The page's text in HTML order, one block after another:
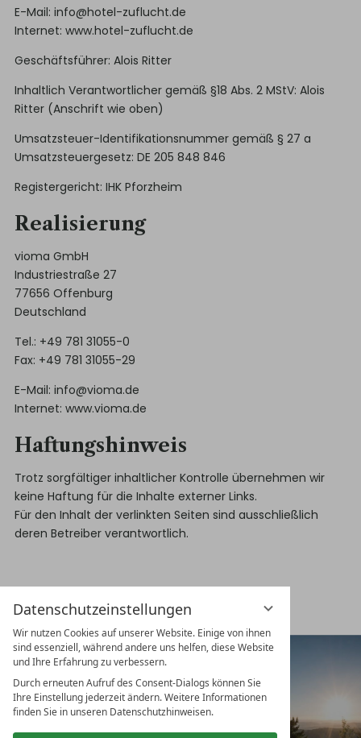
Datenschutzeinstellungen
Wir nutzen Cookies auf unserer Website. Einige von ihnen
sind essenziell, während andere uns helfen, diese Website
und Ihre Erfahrung zu verbessern.
Durch erneuten Aufruf des Consent-Dialogs können Sie
Ihre Einstellung jederzeit ändern. Weitere Informationen
finden Sie in unseren Datenschutzhinweisen.
E-Mail: info@hotel-zuflucht.de
Internet: www.hotel-zuflucht.de
Geschäftsführer: Alois Ritter
Inhaltlich Verantwortlicher gemäß §18 Abs. 2 MStV: Alois
Ritter (Anschrift wie oben)
Umsatzsteuer-Identifikationsnummer gemäß § 27 a
Umsatzsteuergesetz: DE 205 848 846
Registergericht: IHK Pforzheim
Realisierung
vioma GmbH
Industriestraße 27
77656 Offenburg
Deutschland
Tel.: +49 781 31055-0
Fax: +49 781 31055-29
E-Mail: info@vioma.de
Internet: www.vioma.de
Haftungshinweis
Trotz sorgfältiger inhaltlicher Kontrolle übernehmen wir
keine Haftung für die Inhalte externer Links.
Für den Inhalt der verlinkten Seiten sind ausschließlich
deren Betreiber verantwortlich.